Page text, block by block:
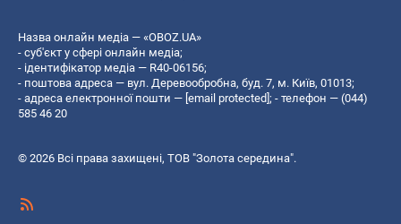
Назва онлайн медіа — «OBOZ.UA»
- суб'єкт у сфері онлайн медіа;
- ідентифікатор медіа — R40-06156;
- поштова адреса — вул. Деревообробна, буд. 7, м. Київ, 01013;
- адреса електронної пошти — [email protected] ; - телефон — (044)
585 46 20
© 2026 Всі права захищені, ТОВ "Золота середина".